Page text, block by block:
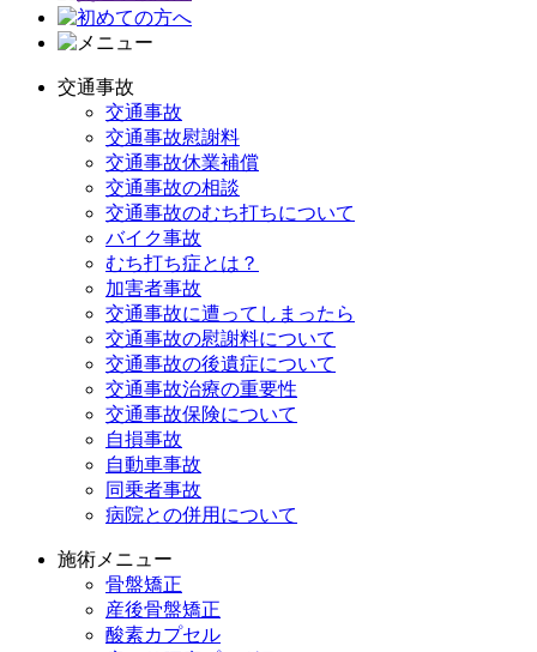
交通事故
交通事故
交通事故慰謝料
交通事故休業補償
交通事故の相談
交通事故のむち打ちについて
バイク事故
むち打ち症とは？
加害者事故
交通事故に遭ってしまったら
交通事故の慰謝料について
交通事故の後遺症について
交通事故治療の重要性
交通事故保険について
自損事故
自動車事故
同乗者事故
病院との併用について
施術メニュー
骨盤矯正
産後骨盤矯正
酸素カプセル